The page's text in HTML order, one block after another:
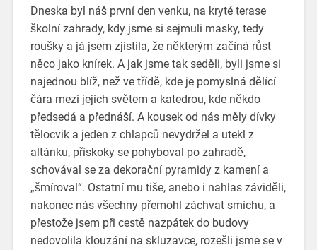
Dneska byl náš první den venku, na kryté terase
školní zahrady, kdy jsme si sejmuli masky, tedy
roušky a já jsem zjistila, že některým začíná růst
něco jako knírek. A jak jsme tak seděli, byli jsme si
najednou blíž, než ve třídě, kde je pomyslná dělící
čára mezi jejich světem a katedrou, kde někdo
předsedá a přednáší. A kousek od nás měly dívky
tělocvik a jeden z chlapců nevydržel a utekl z
altánku, přískoky se pohyboval po zahradě,
schovával se za dekorační pyramidy z kamení a
„šmíroval“. Ostatní mu tiše, anebo i nahlas záviděli,
nakonec nás všechny přemohl záchvat smíchu, a
přestože jsem při cestě nazpátek do budovy
nedovolila klouzání na skluzavce, rozešli jsme se v